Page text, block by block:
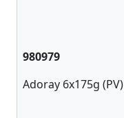
980979
Adoray 6x175g (PV)